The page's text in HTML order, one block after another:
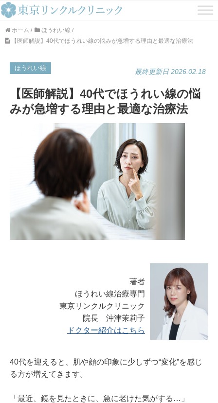
ホーム / ほうれい線 /
【医師解説】40代でほうれい線の悩みが急増する理由と最適な治療法
ほうれい線 最終更新日 2026.02.18
【医師解説】40代でほうれい線の悩
みが急増する理由と最適な治療法
著者
ほうれい線治療専門
東京リンクルクリニック
院長 沖津茉莉子
ドクター紹介はこちら
40代を迎えると、肌や顔の印象に少しずつ“変化”を感じ
る方が増えてきます。
「最近、鏡を見たときに、急に老けた気がする…」